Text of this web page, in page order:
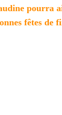
pourra
fêtes de